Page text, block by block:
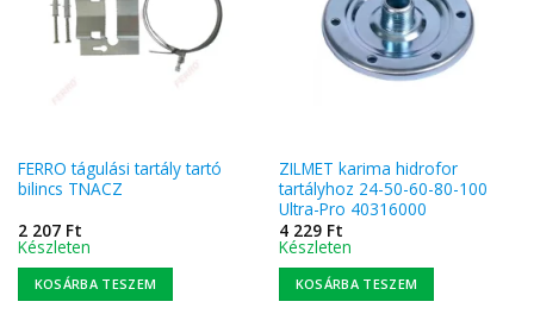
FERRO tágulási tartály tartó
bilincs TNACZ
2 207 Ft
Készleten
KOSÁRBA TESZEM
ZILMET karima hidrofor
tartályhoz 24-50-60-80-100
Ultra-Pro 40316000
4 229 Ft
Készleten
KOSÁRBA TESZEM